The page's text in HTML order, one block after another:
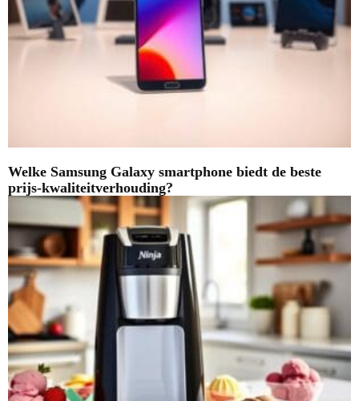
Welke Samsung Galaxy smartphone biedt de beste
prijs-kwaliteitverhouding?